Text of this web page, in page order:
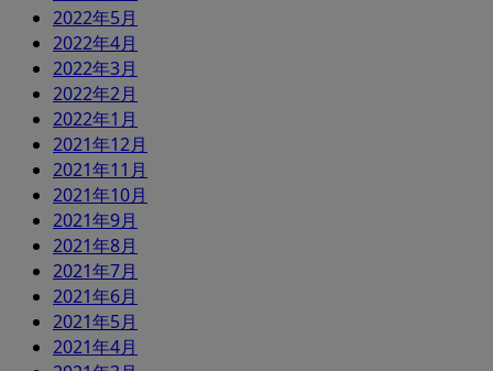
2022年5月
2022年4月
2022年3月
2022年2月
2022年1月
2021年12月
2021年11月
2021年10月
2021年9月
2021年8月
2021年7月
2021年6月
2021年5月
2021年4月